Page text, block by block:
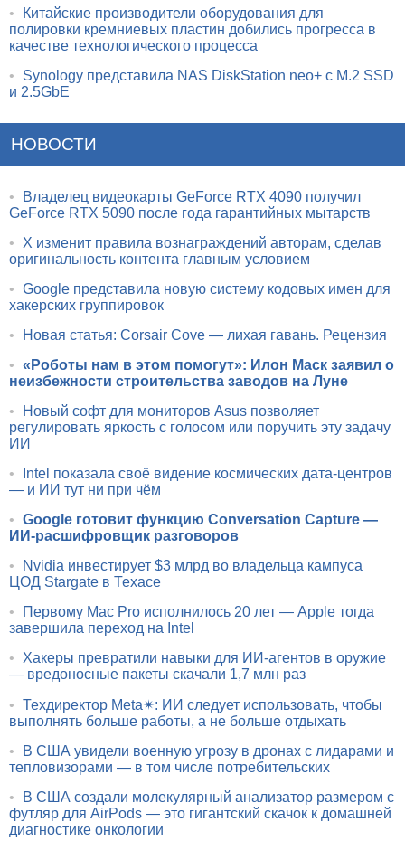
•
Китайские производители оборудования для
полировки кремниевых пластин добились прогресса в
качестве технологического процесса
•
Synology представила NAS DiskStation neo+ с M.2 SSD
и 2.5GbE
НОВОСТИ
•
Владелец видеокарты GeForce RTX 4090 получил
GeForce RTX 5090 после года гарантийных мытарств
•
X изменит правила вознаграждений авторам, сделав
оригинальность контента главным условием
• Google представила новую систему кодовых имен для
хакерских группировок
•
Новая статья: Corsair Cove — лихая гавань. Рецензия
• «Роботы нам в этом помогут»: Илон Маск заявил о
неизбежности строительства заводов на Луне
•
Новый софт для мониторов Asus позволяет
регулировать яркость с голосом или поручить эту задачу
ИИ
•
Intel показала своё видение космических дата-центров
— и ИИ тут ни при чём
• Google готовит функцию Conversation Capture —
ИИ-расшифровщик разговоров
•
Nvidia инвестирует $3 млрд во владельца кампуса
ЦОД Stargate в Техасе
•
Первому Mac Pro исполнилось 20 лет — Apple тогда
завершила переход на Intel
•
Хакеры превратили навыки для ИИ-агентов в оружие
— вредоносные пакеты скачали 1,7 млн раз
• Техдиректор Meta✴: ИИ следует использовать, чтобы
выполнять больше работы, а не больше отдыхать
•
В США увидели военную угрозу в дронах с лидарами и
тепловизорами — в том числе потребительских
•
В США создали молекулярный анализатор размером с
футляр для AirPods — это гигантский скачок к домашней
диагностике онкологии